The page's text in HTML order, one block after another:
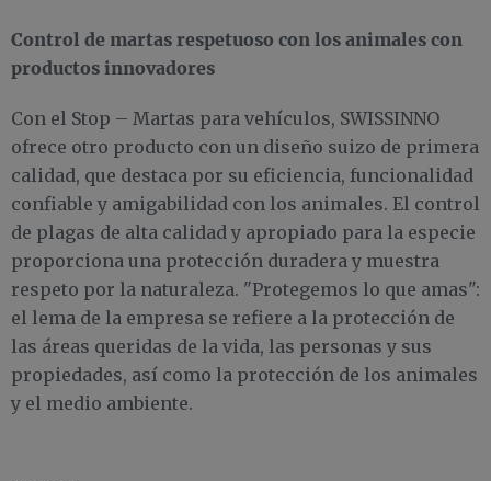
Control de martas respetuoso con los animales con
productos innovadores
Con el Stop – Martas para vehículos, SWISSINNO
ofrece otro producto con un diseño suizo de primera
calidad, que destaca por su eficiencia, funcionalidad
confiable y amigabilidad con los animales. El control
de plagas de alta calidad y apropiado para la especie
proporciona una protección duradera y muestra
respeto por la naturaleza. "Protegemos lo que amas":
el lema de la empresa se refiere a la protección de
las áreas queridas de la vida, las personas y sus
propiedades, así como la protección de los animales
y el medio ambiente.